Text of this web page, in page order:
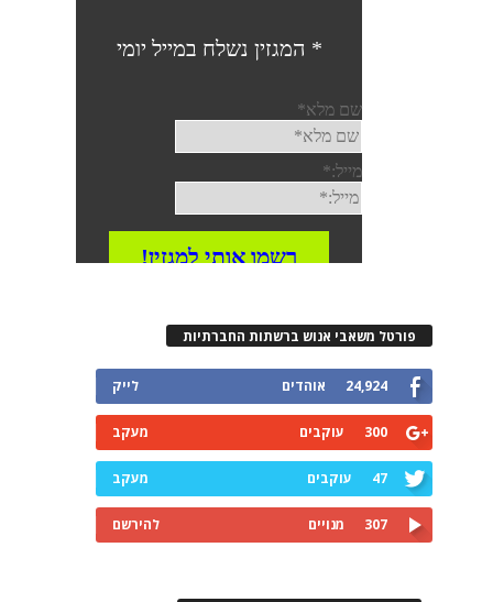
פורטל משאבי אנוש ברשתות החברתיות
24,924 אוהדים לייק
300 עוקבים מעקב
47 עוקבים מעקב
307 מנויים להירשם